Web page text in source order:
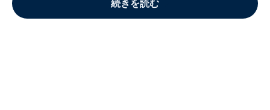
続きを読む